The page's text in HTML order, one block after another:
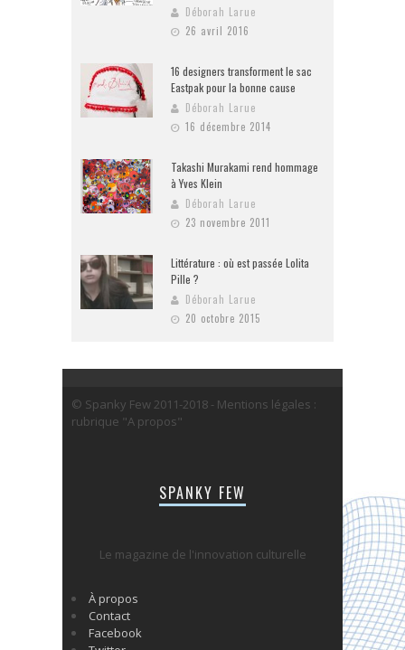
Déborah Larue
26 avril 2016
16 designers transforment le sac
Eastpak pour la bonne cause
Déborah Larue
16 décembre 2014
Takashi Murakami rend hommage
à Yves Klein
Déborah Larue
23 novembre 2011
Littérature : où est passée Lolita
Pille ?
Déborah Larue
20 octobre 2015
© Spanky Few 2011-2018 - Mentions légales :
rubrique "A propos"
SPANKY FEW
Le magazine de l'innovation culturelle
À propos
Contact
Facebook